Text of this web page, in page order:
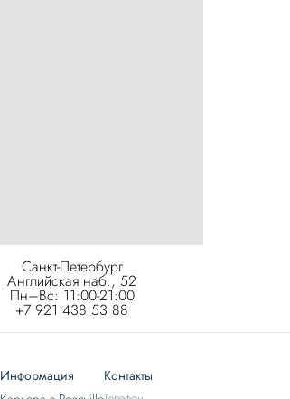
Санкт-Петербург
Английская наб., 52
Пн–Вс: 11:00-21:00
+7 921 438 53 88
Информация
Контакты